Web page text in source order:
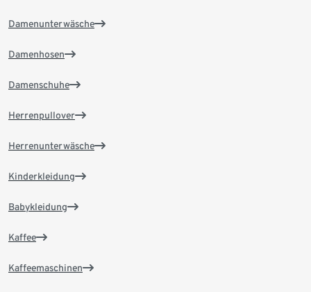
Damenunterwäsche
Damenhosen
Damenschuhe
Herrenpullover
Herrenunterwäsche
Kinderkleidung
Babykleidung
Kaffee
Kaffeemaschinen